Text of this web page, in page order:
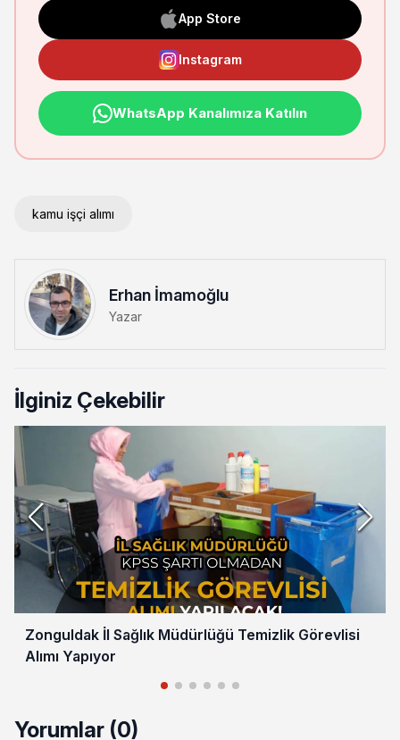
App Store
Instagram
WhatsApp Kanalımıza Katılın
kamu işçi alımı
Erhan İmamoğlu
Yazar
İlginiz Çekebilir
Zonguldak İl Sağlık Müdürlüğü Temizlik Görevlisi
Alımı Yapıyor
Yorumlar (0)